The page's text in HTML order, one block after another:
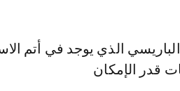
الذي يوجد في أتم
قدر الإمكان